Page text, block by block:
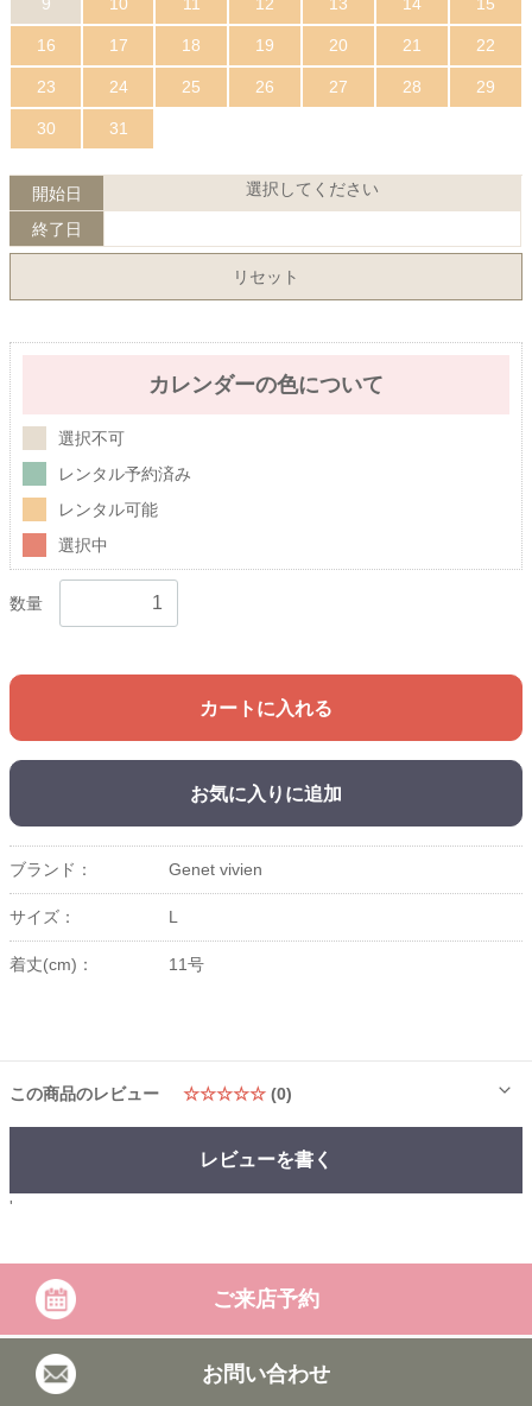
16 17 18 19 20 21 22
23 24 25 26 27 28 29
30 31
開始日 選択してください
終了日
リセット
カレンダーの色について
選択不可
レンタル予約済み
レンタル可能
選択中
数量
カートに入れる
お気に入りに追加
ブランド： Genet vivien
サイズ： L
着丈(cm)： 11号
この商品のレビュー ☆☆☆☆☆ (0)
レビューを書く
'
ご来店予約
お問い合わせ